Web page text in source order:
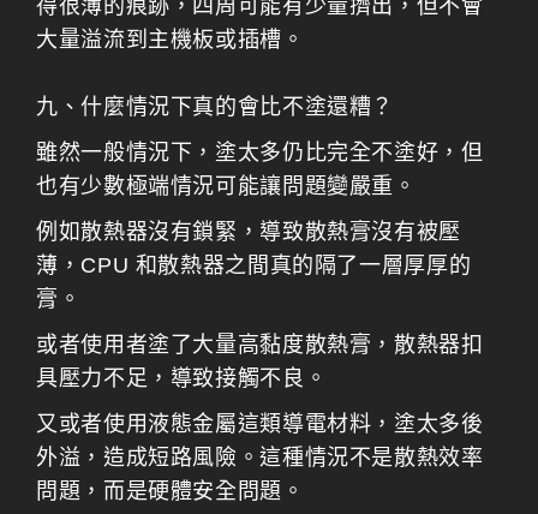
得很薄的痕跡，四周可能有少量擠出，但不會
大量溢流到主機板或插槽。
九、什麼情況下真的會比不塗還糟？
雖然一般情況下，塗太多仍比完全不塗好，但
也有少數極端情況可能讓問題變嚴重。
例如散熱器沒有鎖緊，導致散熱膏沒有被壓
薄，CPU 和散熱器之間真的隔了一層厚厚的
膏。
或者使用者塗了大量高黏度散熱膏，散熱器扣
具壓力不足，導致接觸不良。
又或者使用液態金屬這類導電材料，塗太多後
外溢，造成短路風險。這種情況不是散熱效率
問題，而是硬體安全問題。